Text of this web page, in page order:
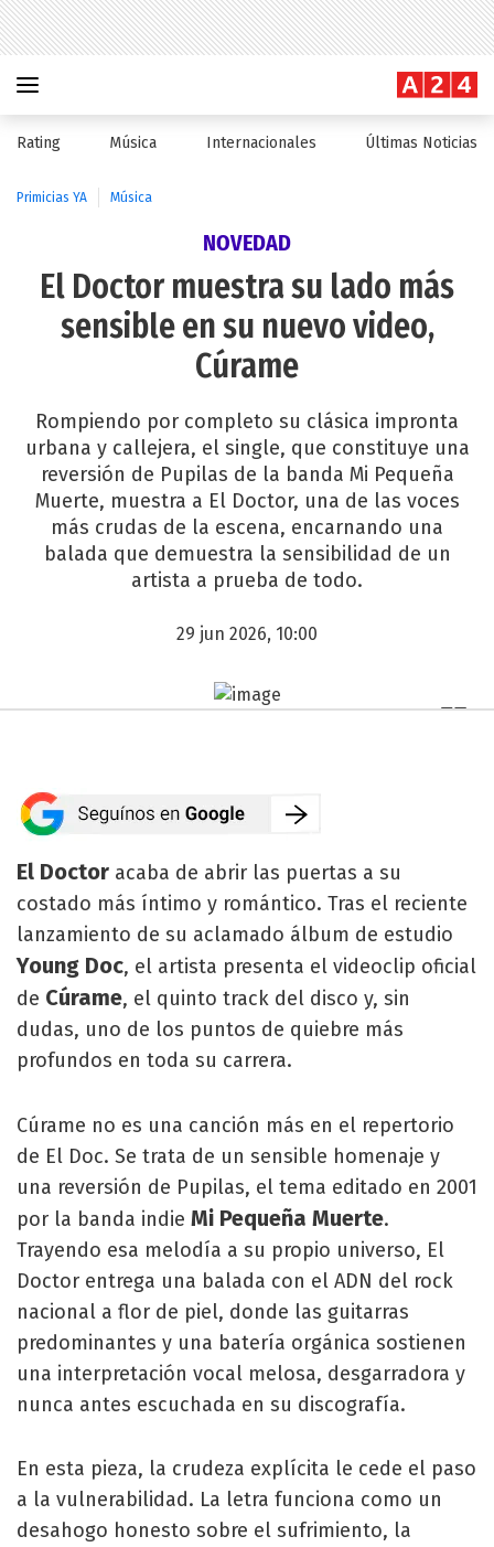
Rating Música Internacionales Últimas Noticias
Primicias YA Música
NOVEDAD
El Doctor muestra su lado más
sensible en su nuevo video,
Cúrame
Rompiendo por completo su clásica impronta
urbana y callejera, el single, que constituye una
reversión de Pupilas de la banda Mi Pequeña
Muerte, muestra a El Doctor, una de las voces
más crudas de la escena, encarnando una
balada que demuestra la sensibilidad de un
artista a prueba de todo.
29 jun 2026, 10:00
El Doctor acaba de abrir las puertas a su
costado más íntimo y romántico. Tras el reciente
lanzamiento de su aclamado álbum de estudio
Young Doc, el artista presenta el videoclip oficial
de Cúrame, el quinto track del disco y, sin
dudas, uno de los puntos de quiebre más
profundos en toda su carrera.
Cúrame no es una canción más en el repertorio
de El Doc. Se trata de un sensible homenaje y
una reversión de Pupilas, el tema editado en 2001
por la banda indie Mi Pequeña Muerte.
Trayendo esa melodía a su propio universo, El
Doctor entrega una balada con el ADN del rock
nacional a flor de piel, donde las guitarras
predominantes y una batería orgánica sostienen
una interpretación vocal melosa, desgarradora y
nunca antes escuchada en su discografía.
En esta pieza, la crudeza explícita le cede el paso
a la vulnerabilidad. La letra funciona como un
desahogo honesto sobre el sufrimiento, la